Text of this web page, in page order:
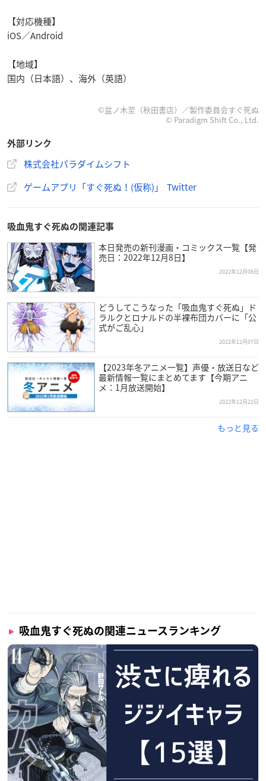
【対応機種】
iOS／Android
【地域】
国内（日本語）、海外（英語）
©︎盆ノ木至（秋田書店）／製作委員会すぐ死ぬ
© Paradigm Shift Co., Ltd.
外部リンク
株式会社パラダイムシフト
ゲームアプリ「すぐ死ぬ！(仮称)」 Twitter
吸血鬼すぐ死ぬの関連記事
本日発売の新刊漫画・コミックス一覧【発
売日：2022年12月8日】
2022年12月08日
どうしてこうなった「吸血鬼すぐ死ぬ」ド
ラルクとロナルドの半裸布団カバーに「公
式がご乱心」
2022年12月07日
【2023年冬アニメ一覧】声優・放送日など
最新情報一覧にまとめてます【今期アニ
メ：1月放送開始】
2022年12月22日
もっと見る
吸血鬼すぐ死ぬの関連ニュースランキング